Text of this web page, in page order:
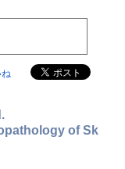
ね
of Sk